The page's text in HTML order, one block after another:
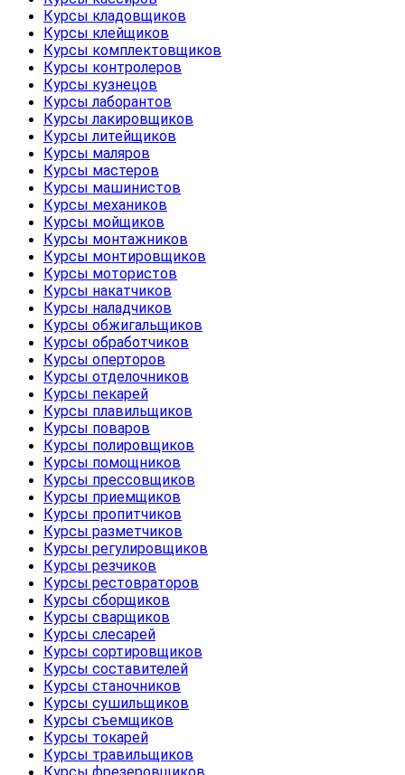
Курсы кладовщиков
Курсы клейщиков
Курсы комплектовщиков
Курсы контролеров
Курсы кузнецов
Курсы лаборантов
Курсы лакировщиков
Курсы литейщиков
Курсы маляров
Курсы мастеров
Курсы машинистов
Курсы механиков
Курсы мойщиков
Курсы монтажников
Курсы монтировщиков
Курсы мотористов
Курсы накатчиков
Курсы наладчиков
Курсы обжигальщиков
Курсы обработчиков
Курсы оперторов
Курсы отделочников
Курсы пекарей
Курсы плавильщиков
Курсы поваров
Курсы полировщиков
Курсы помощников
Курсы прессовщиков
Курсы приемщиков
Курсы пропитчиков
Курсы разметчиков
Курсы регулировщиков
Курсы резчиков
Курсы рестовраторов
Курсы сборщиков
Курсы сварщиков
Курсы слесарей
Курсы сортировщиков
Курсы составителей
Курсы станочников
Курсы сушильщиков
Курсы съемщиков
Курсы токарей
Курсы травильщиков